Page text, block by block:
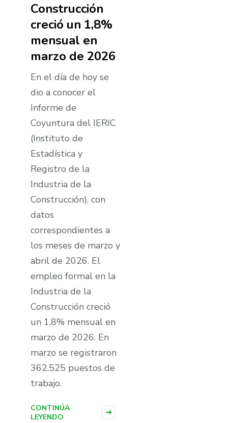
Construcción
creció un 1,8%
mensual en
marzo de 2026
En el día de hoy se
dio a conocer el
Informe de
Coyuntura del IERIC
(Instituto de
Estadística y
Registro de la
Industria de la
Construcción), con
datos
correspondientes a
los meses de marzo y
abril de 2026. El
empleo formal en la
Industria de la
Construcción creció
un 1,8% mensual en
marzo de 2026. En
marzo se registraron
362.525 puestos de
trabajo.
CONTINÚA
LEYENDO